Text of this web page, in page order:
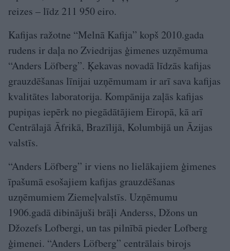
reizes – līdz 211 950 eiro.
Kafijas ražotne “Melnā Kafija” kopš 2010.gada
rudens ir daļa no Zviedrijas ģimenes uzņēmuma
“Anders Löfberg”. Ķekavas novadā līdzās kafijas
grauzdēšanas līnijai uzņēmumam ir arī sava kafijas
kvalitātes laboratorija. Kompānija zaļās kafijas
pupiņas iepērk no piegādātājiem Eiropā, kā arī
Centrālajā Āfrikā, Brazīlijā, Kolumbijā un Āzijas
valstīs.
“Anders Löfberg” ir viens no lielākajiem ģimenes
īpašumā esošajiem kafijas grauzdēšanas
uzņēmumiem Ziemeļvalstīs. Uzņēmumu
1906.gadā dibinājuši brāļi Anderss, Džons un
Džozefs Lofbergi, un tas pilnībā pieder Lofberg
ģimenei. “Anders Löfberg” centrālais birojs